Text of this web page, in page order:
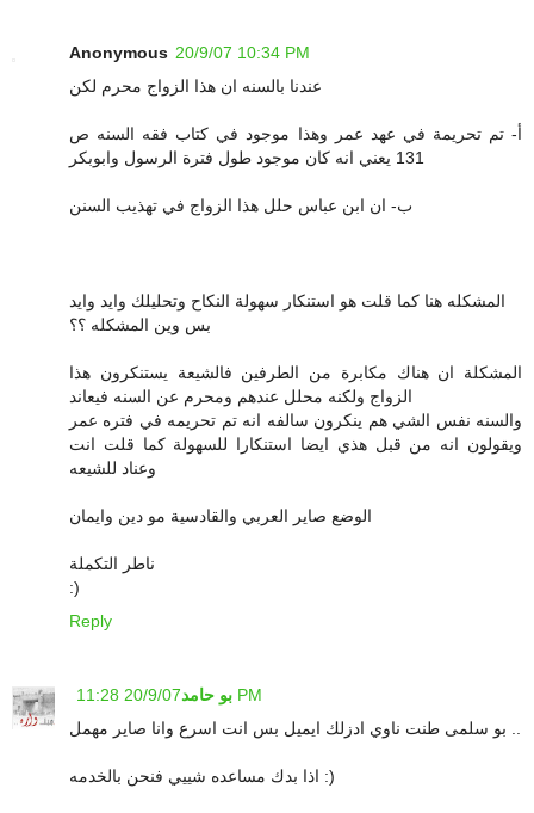
Anonymous 20/9/07 10:34 PM
عندنا بالسنه ان هذا الزواج محرم لكن
أ- تم تحريمة في عهد عمر وهذا موجود في كتاب فقه السنه ص
131 يعني انه كان موجود طول فترة الرسول وابوبكر
ب- ان ابن عباس حلل هذا الزواج في تهذيب السنن
المشكله هنا كما قلت هو استنكار سهولة النكاح وتحليلك وايد وايد
بس وين المشكله ؟؟
المشكلة ان هناك مكابرة من الطرفين فالشيعة يستنكرون هذا
الزواج ولكنه محلل عندهم ومحرم عن السنه فيعاند
والسنه نفس الشي هم ينكرون سالفه انه تم تحريمه في فتره عمر
ويقولون انه من قبل هذي ايضا استنكارا للسهولة كما قلت انت
وعناد للشيعه
الوضع صاير العربي والقادسية مو دين وايمان
ناطر التكملة
:)
Reply
بو حامد 20/9/07 11:28 PM
اذا بدك مساعده شييي فنحن بالخدمه :)